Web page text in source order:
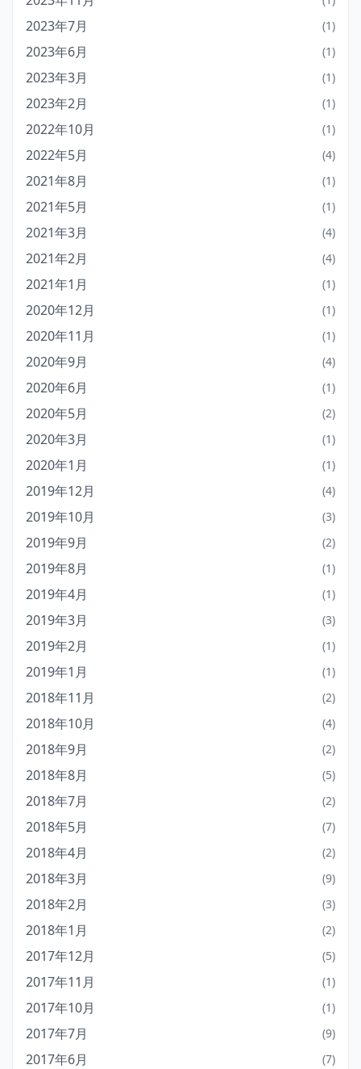
2023年7月 (1)
2023年6月 (1)
2023年3月 (1)
2023年2月 (1)
2022年10月 (1)
2022年5月 (4)
2021年8月 (1)
2021年5月 (1)
2021年3月 (4)
2021年2月 (4)
2021年1月 (1)
2020年12月 (1)
2020年11月 (1)
2020年9月 (4)
2020年6月 (1)
2020年5月 (2)
2020年3月 (1)
2020年1月 (1)
2019年12月 (4)
2019年10月 (3)
2019年9月 (2)
2019年8月 (1)
2019年4月 (1)
2019年3月 (3)
2019年2月 (1)
2019年1月 (1)
2018年11月 (2)
2018年10月 (4)
2018年9月 (2)
2018年8月 (5)
2018年7月 (2)
2018年5月 (7)
2018年4月 (2)
2018年3月 (9)
2018年2月 (3)
2018年1月 (2)
2017年12月 (5)
2017年11月 (1)
2017年10月 (1)
2017年7月 (9)
2017年6月 (7)